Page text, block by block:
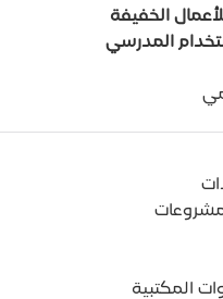
الخفيفة
المدرسي
المكتبية